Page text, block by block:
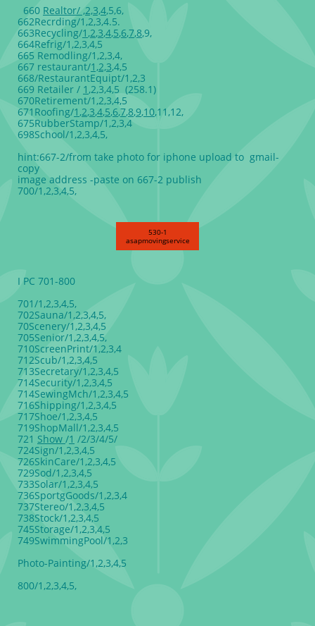
660 Realtor/ ,2,3,4,5,6,
662Recrding/1,2,3,4.5.
663Recycling/1 ,2,3,4,5,6,7,8,9,
664Refrig/1,2,3,4,5
665 Remodling/1,2,3,4,
667 restaurant/1,2,3,4,5
668/RestaurantEquipt/1,2,3
669 Retailer / 1 ,2,3,4,5 (258.1)
670Retirement/1,2,3,4,5
671Roofing/1 ,2,3,4,5,6,7,8,9,10,11,12,
675RubberStamp/1,2,3,4
698School/1,2,3,4,5,
hint:667-2/from take photo for iphone upload to gmail-
copy
image address -paste on 667-2 publish
700/1,2,3,4,5,
530-1
asapmovingservice
I PC 701-800
701/1,2,3,4,5,
702Sauna/1,2,3,4,5,
70Scenery/1,2,3,4,5
705Senior/1,2,3,4,5,
710ScreenPrint/1,2,3,4
712Scub/1,2,3,4,5
713Secretary/1,2,3,4,5
714Security/1,2,3,4,5
714SewingMch/1,2,3,4,5
716Shipping/1,2,3,4,5
717Shoe/1,2,3,4,5
719ShopMall/1,2,3,4,5
721 Show /1 /2/3/4/5/
724Sign/1,2,3,4,5
726SkinCare/1,2,3,4,5
729Sod/1,2,3,4,5
733Solar/1,2,3,4,5
736SportgGoods/1,2,3,4
737Stereo/1,2,3,4,5
738Stock/1,2,3,4,5
745Storage/1,2,3,4,5
749SwimmingPool/1,2,3
Photo-Painting/1,2,3,4,5
800/1,2,3,4,5,